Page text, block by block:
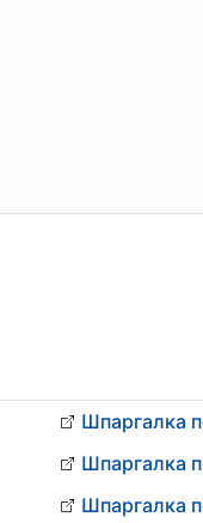
Шпаргалка
Шпаргалка
Шпаргалка